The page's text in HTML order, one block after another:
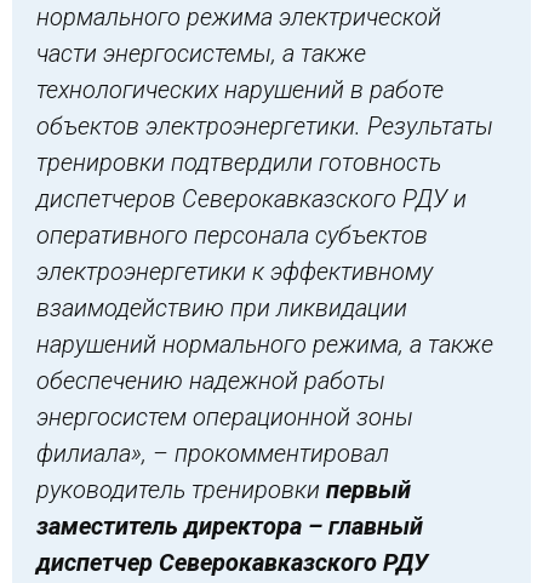
нормального режима электрической
части энергосистемы, а также
технологических нарушений в работе
объектов электроэнергетики. Результаты
тренировки подтвердили готовность
диспетчеров Северокавказского РДУ и
оперативного персонала субъектов
электроэнергетики к эффективному
взаимодействию при ликвидации
нарушений нормального режима, а также
обеспечению надежной работы
энергосистем операционной зоны
филиала», – прокомментировал
руководитель тренировки первый
заместитель директора – главный
диспетчер Северокавказского РДУ